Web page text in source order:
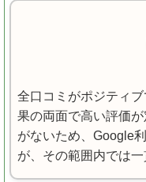
全口コミがポジティ
果の両面で高い評価
がないため、Google
が、その範囲内では